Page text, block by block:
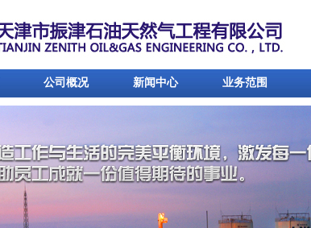
公司概况 新闻中心 业务范围